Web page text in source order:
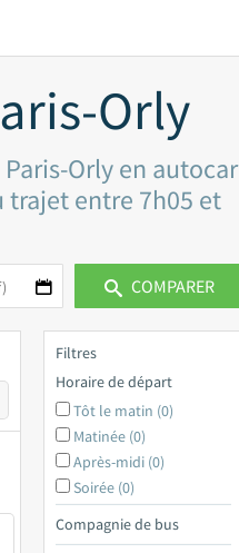
Orly
Orly en autocar
trajet entre 7h05 et
COMPARER
Filtres
Horaire de départ
Tôt le matin (0)
Matinée (0)
Après-midi (0)
Soirée (0)
Compagnie de bus